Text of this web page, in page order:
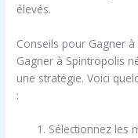
élevés.
Conseils pour Gagner
Gagner à Spintropolis
une stratégie. Voici
:
Sélectionnez les